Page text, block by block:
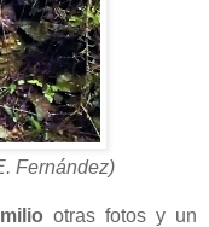
Fernández)
otras fotos y un